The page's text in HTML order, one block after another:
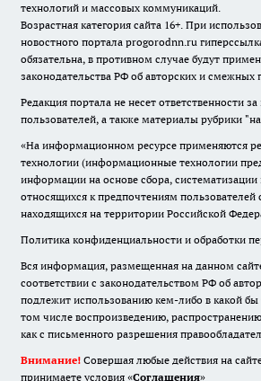
технологий и массовых коммуникаций.
Возрастная категория сайта 16+. При
новостного портала progorodnn.ru
обязательна, в противном случае будут
законодательства РФ об авторских и смежных
Редакция портала не несет ответственности
пользователей, а также материалы рубрики
«На информационном ресурсе применяются
технологии (информационные технологии
информации на основе сбора, систематизации
относящихся к предпочтениям пользователей
находящихся на территории Российской
Политика конфиденциальности и обработки
Вся информация, размещенная на данном
соответствии с законодательством РФ об
подлежит использованию кем-либо в какой
том числе воспроизведению,
как с письменного разрешения
Внимание! Совершая любые действия на
принимаете условия «Cоглашения»